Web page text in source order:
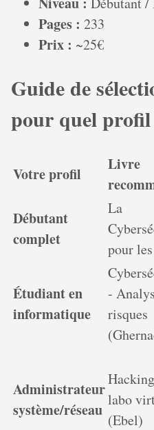
Pages : 233
Prix : ~25€
Guide de
pour quel
Votre profil
Livre
Débutant
complet
La
pour
Étudiant en
informatique
-
risques
Administrateur
système/réseau
labo
(Ebel)